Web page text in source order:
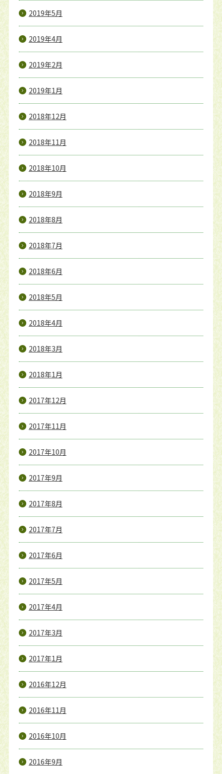
2019年5月
2019年4月
2019年2月
2019年1月
2018年12月
2018年11月
2018年10月
2018年9月
2018年8月
2018年7月
2018年6月
2018年5月
2018年4月
2018年3月
2018年1月
2017年12月
2017年11月
2017年10月
2017年9月
2017年8月
2017年7月
2017年6月
2017年5月
2017年4月
2017年3月
2017年1月
2016年12月
2016年11月
2016年10月
2016年9月